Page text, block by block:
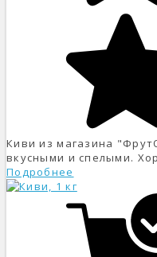
Киви из магазина
вкусными и спелыми.
Подробнее